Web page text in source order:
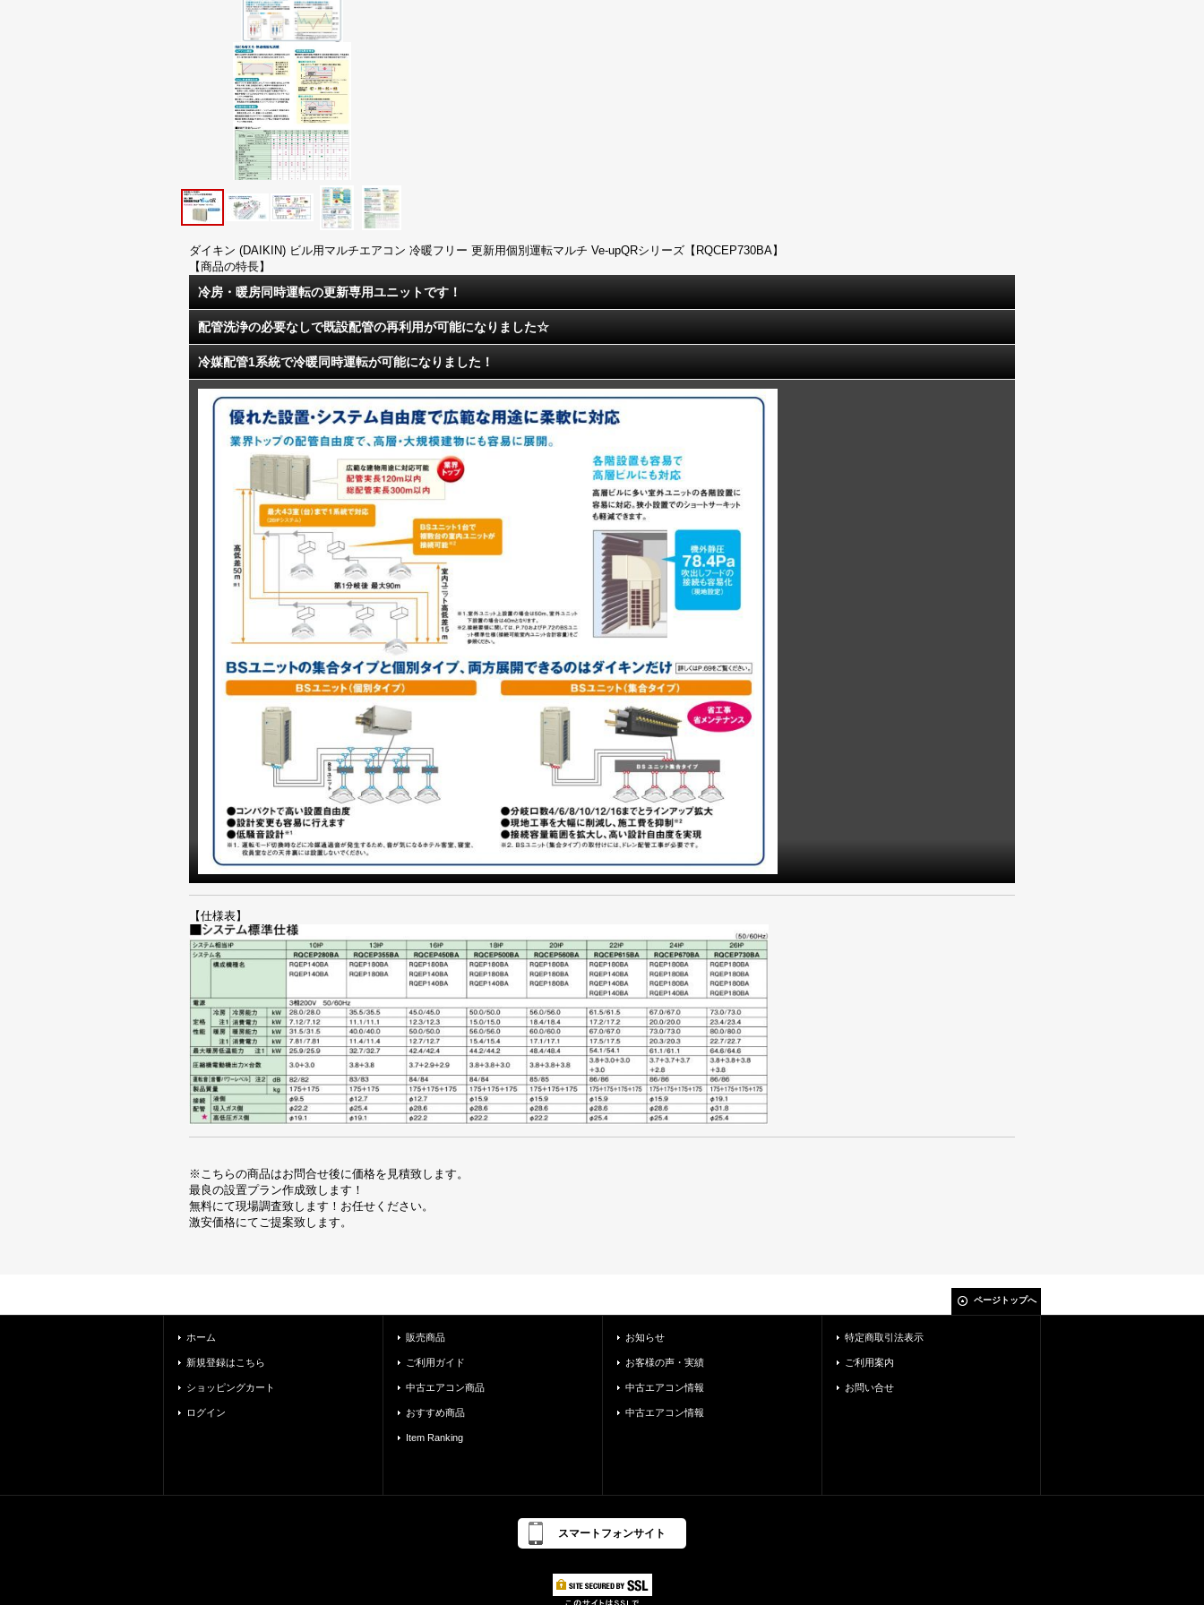
ダイキン (DAIKIN) ビル用マルチエアコン 冷暖フリー 更新用個別運転マルチ Ve-upQRシリーズ【RQCEP730BA】
【商品の特長】
冷房・暖房同時運転の更新専用ユニットです！
配管洗浄の必要なしで既設配管の再利用が可能になりました☆
冷媒配管1系統で冷暖同時運転が可能になりました！
【仕様表】
※こちらの商品はお問合せ後に価格を見積致します。
最良の設置プラン作成致します！
無料にて現場調査致します！お任せください。
激安価格にてご提案致します。
ページトップへ
ホーム
新規登録はこちら
ショッピングカート
ログイン
販売商品
ご利用ガイド
中古エアコン商品
おすすめ商品
Item Ranking
お知らせ
お客様の声・実績
中古エアコン情報
中古エアコン情報
特定商取引法表示
ご利用案内
お問い合せ
スマートフォンサイト